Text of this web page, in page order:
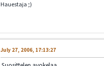
Hauestaja ;)
July 27, 2006, 17:13:27